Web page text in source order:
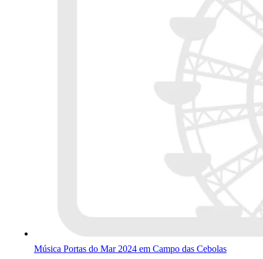
Música Portas do Mar 2024 em Campo das Cebolas